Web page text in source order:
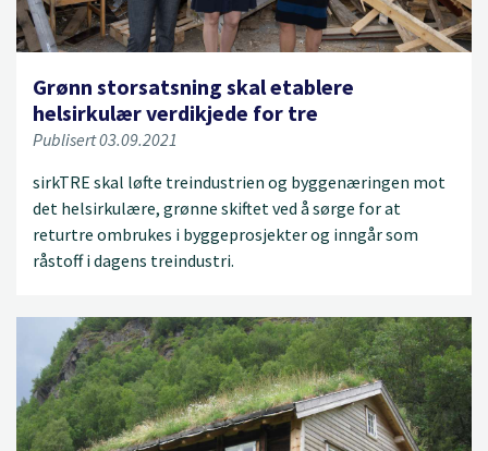
Grønn storsatsning skal etablere
helsirkulær verdikjede for tre
Publisert 03.09.2021
sirkTRE skal løfte treindustrien og byggenæringen mot
det helsirkulære, grønne skiftet ved å sørge for at
returtre ombrukes i byggeprosjekter og inngår som
råstoff i dagens treindustri.